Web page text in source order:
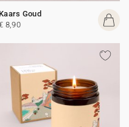
Kaars Goud
8,90